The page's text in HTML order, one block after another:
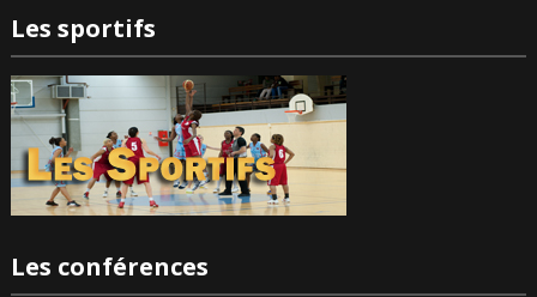
Les sportifs
Les conférences